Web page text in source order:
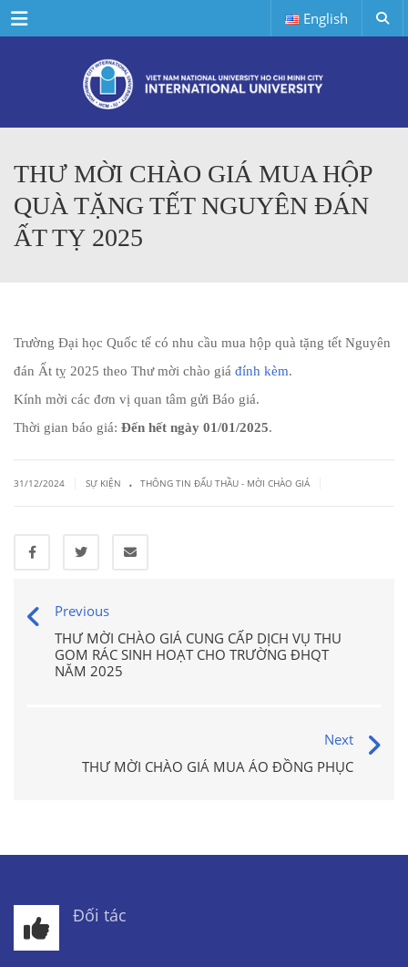
Menu English
THƯ MỜI CHÀO GIÁ MUA HỘP
QUÀ TẶNG TẾT NGUYÊN ĐÁN
ẤT TỴ 2025
Trường Đại học Quốc tế có nhu cầu mua hộp quà tặng tết Nguyên
đán Ất tỵ 2025 theo Thư mời chào giá đính kèm.
Kính mời các đơn vị quan tâm gửi Báo giá.
Thời gian báo giá: Đến hết ngày 01/01/2025.
31/12/2024 SỰ KIỆN . THÔNG TIN ĐẤU THẦU - MỜI CHÀO GIÁ
Previous
THƯ MỜI CHÀO GIÁ CUNG CẤP DỊCH VỤ THU
GOM RÁC SINH HOẠT CHO TRƯỜNG ĐHQT
NĂM 2025
Next
THƯ MỜI CHÀO GIÁ MUA ÁO ĐỒNG PHỤC
Đối tác